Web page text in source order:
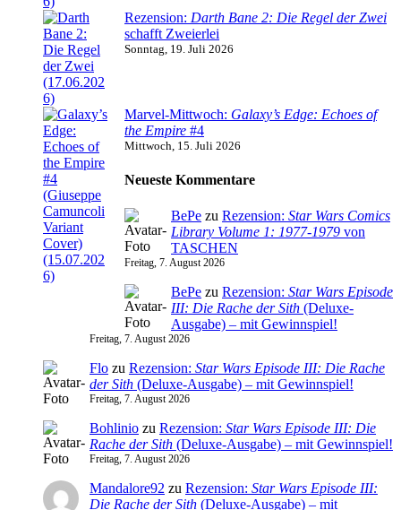
Rezension: Darth Bane 2: Die Regel der Zwei
schafft Zweierlei
Sonntag, 19. Juli 2026
Marvel-Mittwoch: Galaxy’s Edge: Echoes of
the Empire #4
Mittwoch, 15. Juli 2026
Neueste Kommentare
BePe zu Rezension: Star Wars Comics
Library Volume 1: 1977-1979 von
TASCHEN
Freitag, 7. August 2026
BePe zu Rezension: Star Wars Episode
III: Die Rache der Sith (Deluxe-
Ausgabe) – mit Gewinnspiel!
Freitag, 7. August 2026
Flo zu Rezension: Star Wars Episode III: Die Rache
der Sith (Deluxe-Ausgabe) – mit Gewinnspiel!
Freitag, 7. August 2026
Bohlinio zu Rezension: Star Wars Episode III: Die
Rache der Sith (Deluxe-Ausgabe) – mit Gewinnspiel!
Freitag, 7. August 2026
Mandalore92 zu Rezension: Star Wars Episode III:
Die Rache der Sith (Deluxe-Ausgabe) – mit